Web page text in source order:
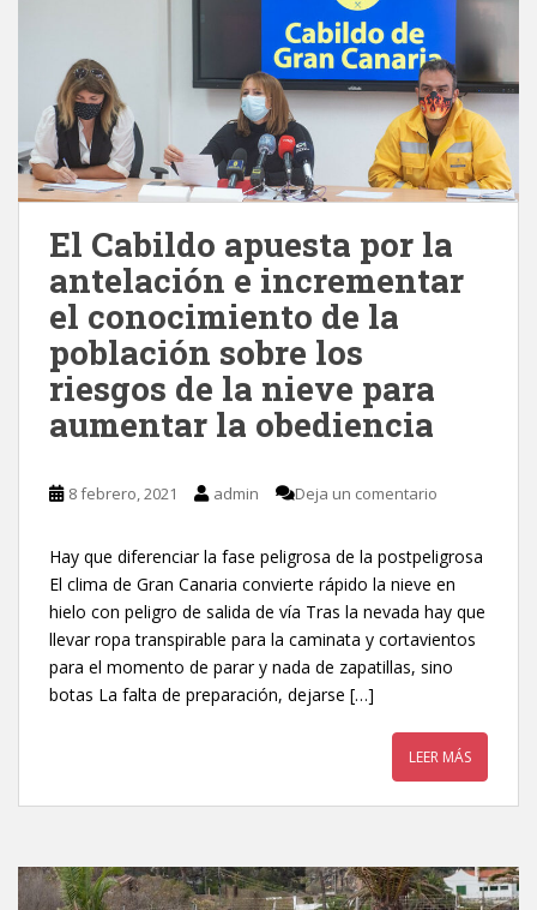
El Cabildo apuesta por la
antelación e incrementar
el conocimiento de la
población sobre los
riesgos de la nieve para
aumentar la obediencia
8 febrero, 2021 admin Deja un comentario
Hay que diferenciar la fase peligrosa de la postpeligrosa
El clima de Gran Canaria convierte rápido la nieve en
hielo con peligro de salida de vía Tras la nevada hay que
llevar ropa transpirable para la caminata y cortavientos
para el momento de parar y nada de zapatillas, sino
botas La falta de preparación, dejarse […]
LEER MÁS